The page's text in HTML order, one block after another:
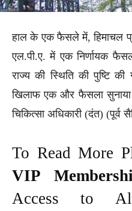
हाल के एक फैसले में, हिमाचल
एल.पी.ए. में एक निर्णायक
राज्य की स्थिति की पुष्टि
खिलाफ एक और फैसला सुनाया
चिकित्सा अधिकारी (दंत)
To Read More
VIP
Access to